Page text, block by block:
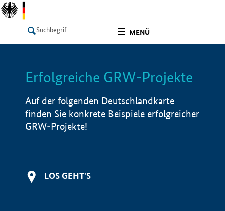
MENÜ
LISTE Info
Erfolgreiche GRW-Projekte
Auf der folgenden Deutschlandkarte
finden Sie konkrete Beispiele erfolgreicher
GRW-Projekte!
LOS GEHT'S